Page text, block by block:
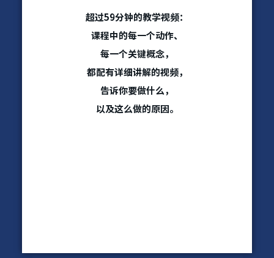
超过59分钟的教学视频：
课程中的每⼀个动作、
每⼀个关键概念，
都配有详细讲解的视频，
告诉你要做什么，
以及这么做的原因。